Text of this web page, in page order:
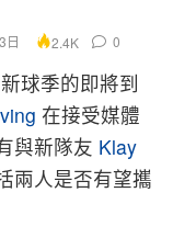
日 2.4K 0
球季的即將到
在接受媒體
與新隊友 Klay
兩人是否有望攜